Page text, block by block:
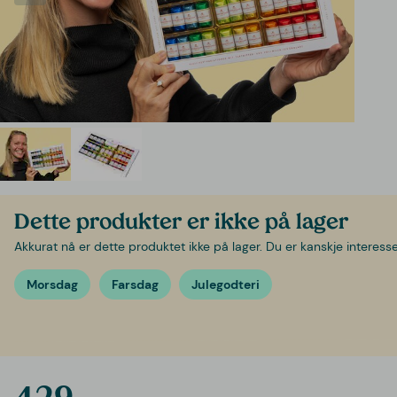
Dette produkter er ikke på lager
Akkurat nå er dette produktet ikke på lager. Du er kanskje
Morsdag Farsdag Julegodteri